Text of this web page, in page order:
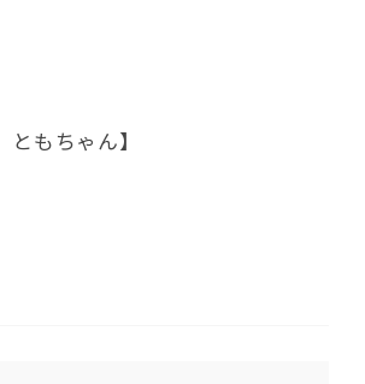
もちゃん】